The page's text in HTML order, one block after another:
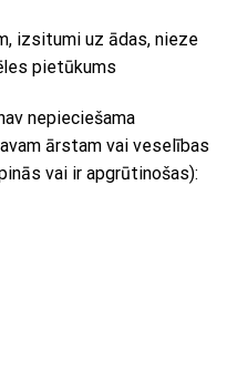
izsitumi uz ādas, nieze
pietūkums
nepieciešama
ārstam vai veselības
vai ir apgrūtinošas):